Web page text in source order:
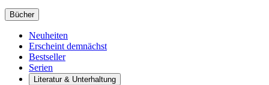
Bücher
Neuheiten
Erscheint demnächst
Bestseller
Serien
Literatur & Unterhaltung